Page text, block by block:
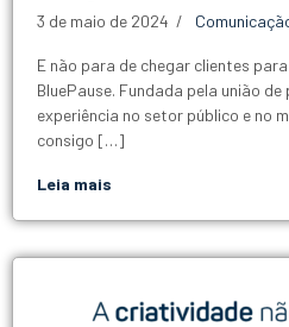
3 de maio de 2024
E não para de chegar clientes
BluePause. Fundada pela união
experiência no setor público e no
consigo […]
Leia mais